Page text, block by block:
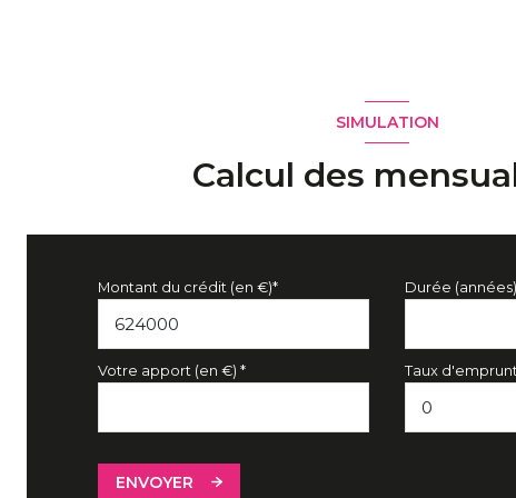
SIMULATION
Calcul des
Montant du crédit (en €)* Durée
Votre apport (en €) * Taux d'emprunt
ENVOYER